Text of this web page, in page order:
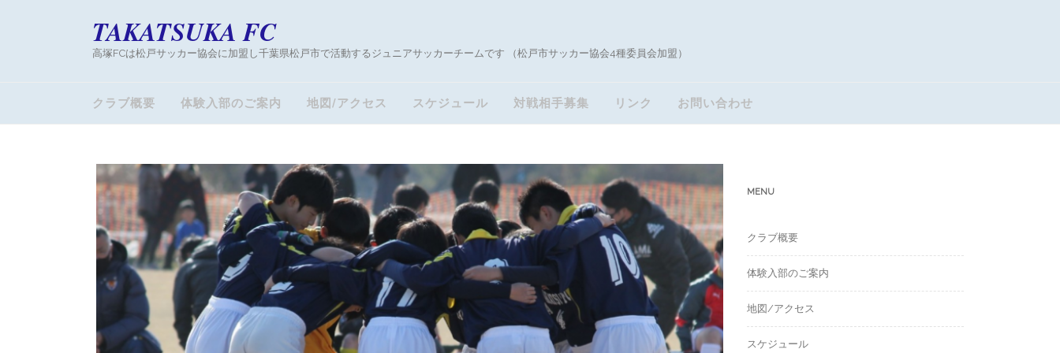
TAKATSUKA FC
高塚FCは松戸サッカー協会に加盟し千葉県松戸市で活動するジュニアサッカーチームです （松戸市サッカー協会4種委員会加盟）
クラブ概要 体験入部のご案内 地図/アクセス スケジュール 対戦相手募集 リンク お問い合わせ
MENU
クラブ概要
体験入部のご案内
地図/アクセス
スケジュール